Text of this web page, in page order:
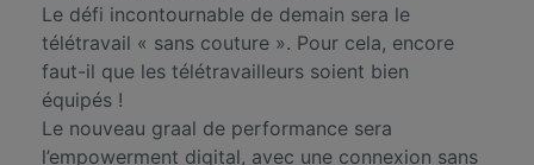
Le défi incontournable de demain sera le
télétravail « sans couture ». Pour cela, encore
faut-il que les télétravailleurs soient bien
équipés !
Le nouveau graal de performance sera
l’empowerment digital, avec une connexion sans